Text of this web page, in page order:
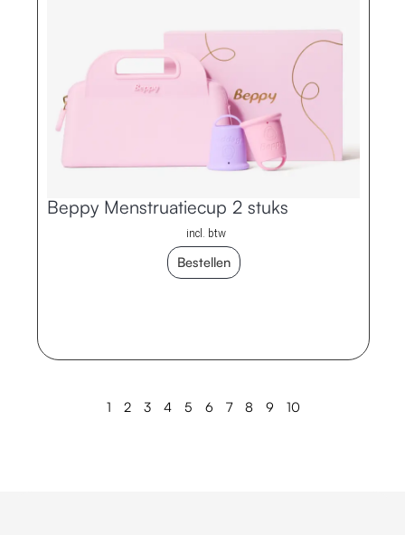
Beppy Menstruatiecup 2 stuks
incl. btw
Bestellen
1 2 3 4 5 6 7 8 9 10